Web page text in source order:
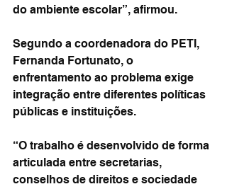
do ambiente escolar”, afirmou.
Segundo a coordenadora do PETI,
Fernanda Fortunato, o
enfrentamento ao problema exige
integração entre diferentes políticas
públicas e instituições.
“O trabalho é desenvolvido de forma
articulada entre secretarias,
conselhos de direitos e sociedade